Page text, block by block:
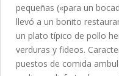
pequeñas («para un
llevó a un bonito
un plato típico de pollo
verduras y fideos.
puestos de comida